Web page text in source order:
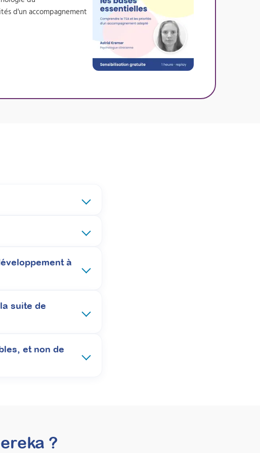
au
diagnostic TSA : structurer pour
précisément à leurs attentes dès l’annonce du
d'un accompagnement
à
suite de
et non de
?